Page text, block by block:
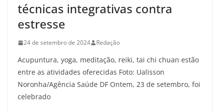
técnicas integrativas contra
estresse
24 de setembro de 2024 Redação
Acupuntura, yoga, meditação, reiki, tai chi chuan estão
entre as atividades oferecidas Foto: Ualisson
Noronha/Agência Saúde DF Ontem, 23 de setembro, foi
celebrado